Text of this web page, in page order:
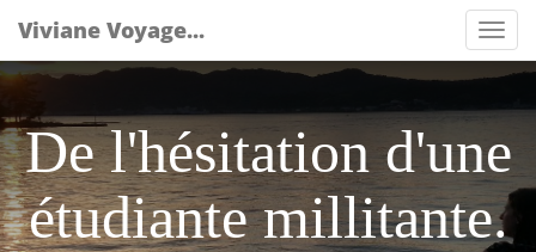
Viviane Voyage...
De l'hésitation d'une
étudiante millitante.